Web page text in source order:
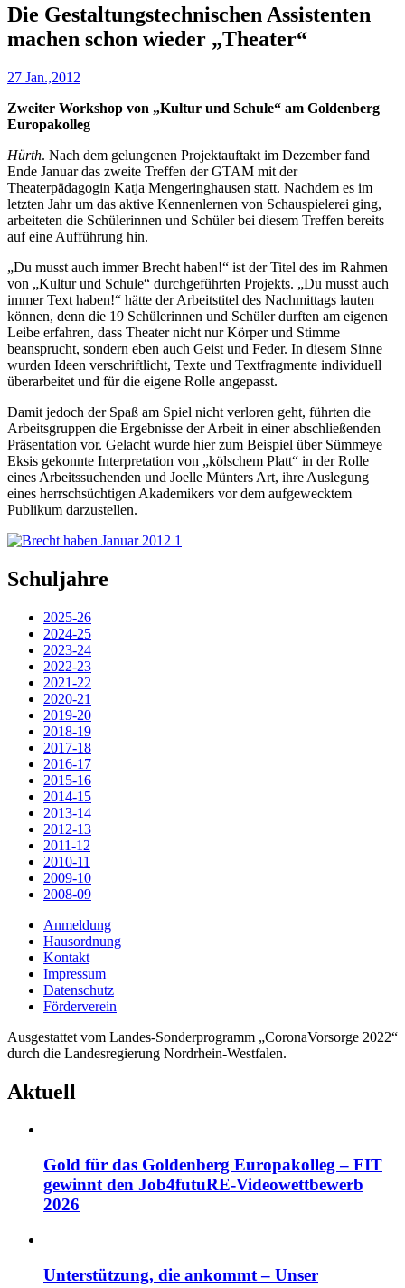
Die Gestaltungstechnischen Assistenten
machen schon wieder „Theater“
27 Jan.,2012
Zweiter Workshop von „Kultur und Schule“ am Goldenberg
Europakolleg
Hürth. Nach dem gelungenen Projektauftakt im Dezember fand
Ende Januar das zweite Treffen der GTAM mit der
Theaterpädagogin Katja Mengeringhausen statt. Nachdem es im
letzten Jahr um das aktive Kennenlernen von Schauspielerei ging,
arbeiteten die Schülerinnen und Schüler bei diesem Treffen bereits
auf eine Aufführung hin.
„Du musst auch immer Brecht haben!“ ist der Titel des im Rahmen
von „Kultur und Schule“ durchgeführten Projekts. „Du musst auch
immer Text haben!“ hätte der Arbeitstitel des Nachmittags lauten
können, denn die 19 Schülerinnen und Schüler durften am eigenen
Leibe erfahren, dass Theater nicht nur Körper und Stimme
beansprucht, sondern eben auch Geist und Feder. In diesem Sinne
wurden Ideen verschriftlicht, Texte und Textfragmente individuell
überarbeitet und für die eigene Rolle angepasst.
Damit jedoch der Spaß am Spiel nicht verloren geht, führten die
Arbeitsgruppen die Ergebnisse der Arbeit in einer abschließenden
Präsentation vor. Gelacht wurde hier zum Beispiel über Sümmeye
Eksis gekonnte Interpretation von „kölschem Platt“ in der Rolle
eines Arbeitssuchenden und Joelle Münters Art, ihre Auslegung
eines herrschsüchtigen Akademikers vor dem aufgewecktem
Publikum darzustellen.
Schuljahre
2025-26
2024-25
2023-24
2022-23
2021-22
2020-21
2019-20
2018-19
2017-18
2016-17
2015-16
2014-15
2013-14
2012-13
2011-12
2010-11
2009-10
2008-09
Anmeldung
Hausordnung
Kontakt
Impressum
Datenschutz
Förderverein
Ausgestattet vom Landes-Sonderprogramm „CoronaVorsorge 2022“
durch die Landesregierung Nordrhein-Westfalen.
Aktuell
Gold für das Goldenberg Europakolleg – FIT
gewinnt den Job4futuRE-Videowettbewerb
2026
Unterstützung, die ankommt – Unser